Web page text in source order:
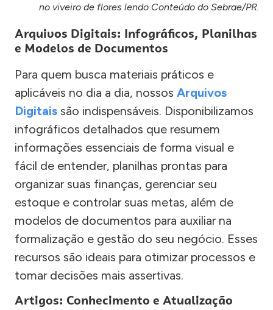
no viveiro de flores lendo Conteúdo do Sebrae/PR.
Arquivos Digitais: Infográficos, Planilhas
e Modelos de Documentos
Para quem busca materiais práticos e
aplicáveis no dia a dia, nossos Arquivos
Digitais são indispensáveis. Disponibilizamos
infográficos detalhados que resumem
informações essenciais de forma visual e
fácil de entender, planilhas prontas para
organizar suas finanças, gerenciar seu
estoque e controlar suas metas, além de
modelos de documentos para auxiliar na
formalização e gestão do seu negócio. Esses
recursos são ideais para otimizar processos e
tomar decisões mais assertivas.
Artigos: Conhecimento e Atualização